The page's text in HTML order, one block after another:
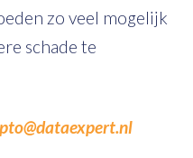
zo veel mogelijk
schade te